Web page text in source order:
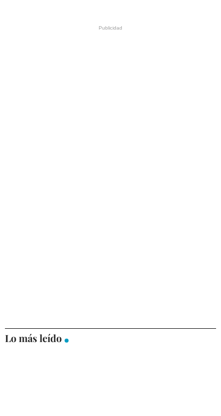
Lo más leído